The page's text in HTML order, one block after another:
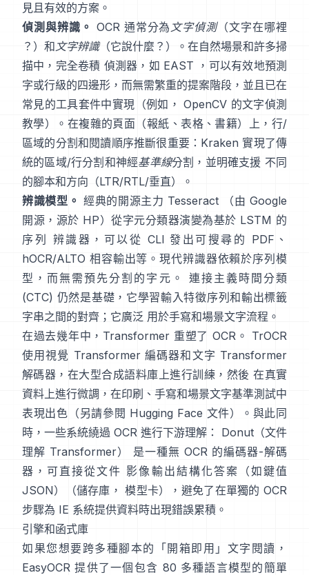
見且有效的方案。
偵測與辨識。 OCR 通常分為文字偵測（文字在哪裡
？）和文字辨識（它說什麼？）。在自然場景和許多掃
描中，完全卷積 偵測器，如 EAST ，可以有效地預測
字或行級的四邊形，而無需繁重的提案階段，並且已在
常見的工具套件中實現（例如， OpenCV 的文字偵測
教學）。在複雜的頁面（報紙、表格、書籍）上，行/
區域的分割和閱讀順序推斷很重要： Kraken 實現了傳
統的區域/行分割和神經基準線分割，並明確支援 不同
的腳本和方向（LTR/RTL/垂直）。
辨識模型。 經典的開源主力 Tesseract
（由 Google
開源，源於 HP）從字元分類器演變為基於 LSTM 的
序列 辨識器，可以從 CLI 發出可搜尋的 PDF、
hOCR/ALTO 相容輸出等。現代辨識器依賴於序列模
型，而無需預先分割的字元。
連接主義時間分類
(CTC) 仍然是基礎，它學習輸入特徵序列和輸出標籤
字串之間的對齊；它廣泛 用於手寫和場景文字流程。
在過去幾年中，Transformer 重塑了 OCR。 TrOCR
使用視覺 Transformer 編碼器和文字 Transformer
解碼器，在大型合成語料庫上進行訓練，然後 在真實
資料上進行微調，在印刷、手寫和場景文字基準測試中
表現出色（另請參閱 Hugging Face 文件）。與此同
時，一些系統繞過 OCR 進行下游理解：
Donut（文件
理解 Transformer）
是一種無 OCR 的編碼器-解碼
器，可直接從文件 影像輸出結構化答案（如鍵值
JSON）（儲存庫 ， 模型卡），避免了在單獨的 OCR
步驟為 IE 系統提供資料時出現錯誤累積。
引擎和函式庫
如果您想要跨多種腳本的「開箱即用」文字閱讀，
EasyOCR 提供了一個包含 80 多種語言模型的簡單